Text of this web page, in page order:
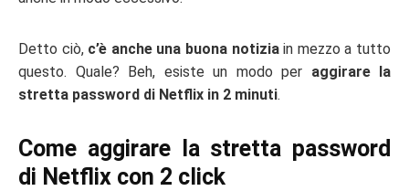
Detto ciò, c’è anche una buona notiziain mezzo a tutto
questo. Quale? Beh, esiste un modo per aggirare la
stretta password di Netflix in 2 minuti.
Come aggirare la stretta password
di Netflix con 2 click